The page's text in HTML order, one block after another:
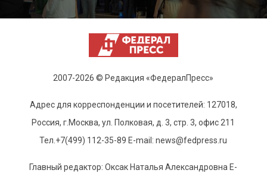
2007-2026 © Редакция «ФедералПресс»
Адрес для корреспонденции и посетителей: 127018,
Россия, г.Москва, ул. Полковая, д. 3, стр. 3, офис 211
Тел.+7(499) 112-35-89 E-mail: news@fedpress.ru
Главный редактор: Оксак Наталья Александровна E-